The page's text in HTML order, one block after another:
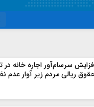
واتساپ
سرسام‌آور اجاره خانه در
ریالی مردم زیر آوار عدم